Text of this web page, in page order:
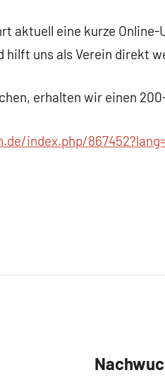
aktuell eine kurze Online-
hilft uns als Verein direkt
erhalten wir einen
index.php/